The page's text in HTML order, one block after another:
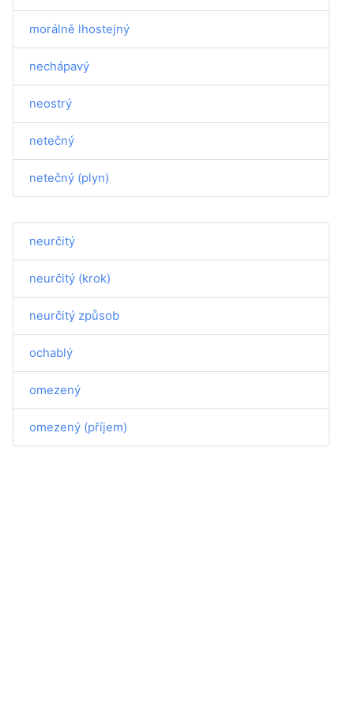
morálně lhostejný
nechápavý
neostrý
netečný
netečný (plyn)
neurčitý
neurčitý (krok)
neurčitý způsob
ochablý
omezený
omezený (příjem)